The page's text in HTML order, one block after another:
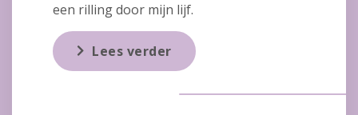
een rilling door mijn lijf.
Lees verder